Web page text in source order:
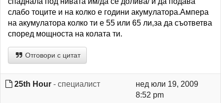
слабо тоците и на колко е години акумулатора.Ампера
на акумулатора колко ти е 55 или 65 ли,за да съответва
според мощноста на колата ти.
Отговори с цитат
25th Hour - специалист
нед юли 19, 2009
8:52 pm